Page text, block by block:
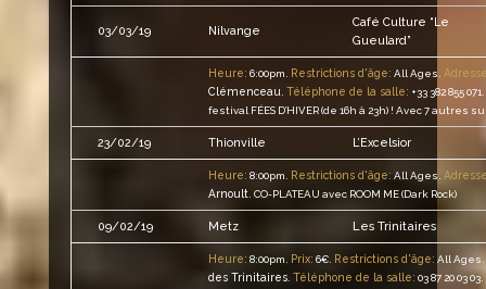
03/03/19 Nilvange
Café Culture “Le
Gueulard”
Heure: 6:00pm. Restrictions d'âge: All Ages.
Clémenceau Téléphone de la salle: +33 382 855 071.
festival FÉES D’HIVER (de 16h à 23h) ! Avec 7 autres
23/02/19 Thionville L’Excelsior
Heure: 8:00pm. Restrictions d'âge: All Ages.
Arnoult. CO-PLATEAU avec ROOM ME (Dark Rock)
09/02/19 Metz Les Trinitaires
Heure: 8:00pm. Prix: 6€. Restrictions d'âge: All Ages.
des Trinitaires. Téléphone de la salle: 03 87 20 03 03.